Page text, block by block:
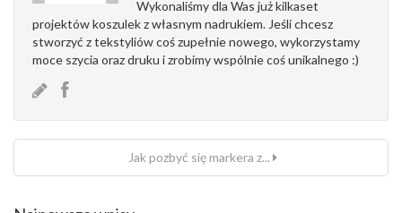
Wykonaliśmy dla Was już kilkaset
projektów koszulek z własnym nadrukiem. Jeśli chcesz
stworzyć z tekstyliów coś zupełnie nowego, wykorzystamy
moce szycia oraz druku i zrobimy wspólnie coś unikalnego :)
Jak pozbyć się markera z...